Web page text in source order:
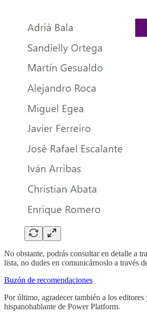
No obstante, podrás consultar en detalle a
lista, no dudes en comunicárnoslo a través
Buzón de recomendaciones
Por último, agradecer también a los
hispanohablante de Power Platform.